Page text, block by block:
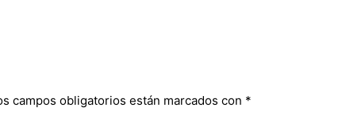
campos obligatorios están marcados con *